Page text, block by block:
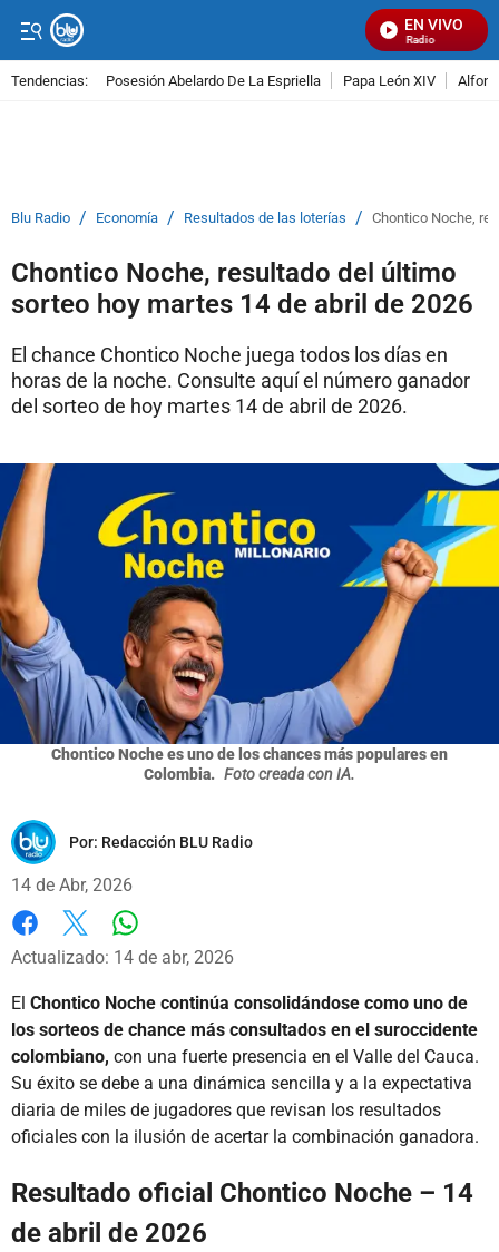
EN VIVO
Señal Visual Radio
Tendencias: Posesión Abelardo De La Espriella Papa León XIV
Blu Radio / Economía / Resultados de las loterías / Chontico Noche,
Chontico Noche, resultado del último
sorteo hoy martes 14 de abril de 2026
El chance Chontico Noche juega todos los días en
horas de la noche. Consulte aquí el número ganador
del sorteo de hoy martes 14 de abril de 2026.
Chontico Noche es uno de los chances más populares en
Colombia. Foto creada con IA.
Por: Redacción BLU Radio
14 de Abr, 2026
Facebook
X
Actualizado: 14 de abr, 2026
El Chontico Noche continúa consolidándose como uno de
los sorteos de chance más consultados en el suroccidente
colombiano, con una fuerte presencia en el Valle del Cauca.
Su éxito se debe a una dinámica sencilla y a la expectativa
diaria de miles de jugadores que revisan los resultados
oficiales con la ilusión de acertar la combinación ganadora.
Resultado oficial Chontico Noche – 14
de abril de 2026